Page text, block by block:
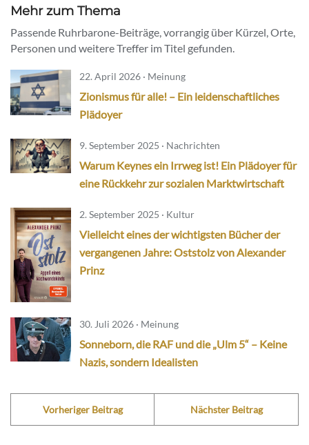
Mehr zum Thema
Passende Ruhrbarone-Beiträge, vorrangig über Kürzel, Orte,
Personen und weitere Treffer im Titel gefunden.
22. April 2026 · Meinung
Zionismus für alle! – Ein leidenschaftliches
Plädoyer
9. September 2025 · Nachrichten
Warum Keynes ein Irrweg ist! Ein Plädoyer für
eine Rückkehr zur sozialen Marktwirtschaft
2. September 2025 · Kultur
Vielleicht eines der wichtigsten Bücher der
vergangenen Jahre: Oststolz von Alexander
Prinz
30. Juli 2026 · Meinung
Sonneborn, die RAF und die „Ulm 5“ – Keine
Nazis, sondern Idealisten
Vorheriger Beitrag Nächster Beitrag